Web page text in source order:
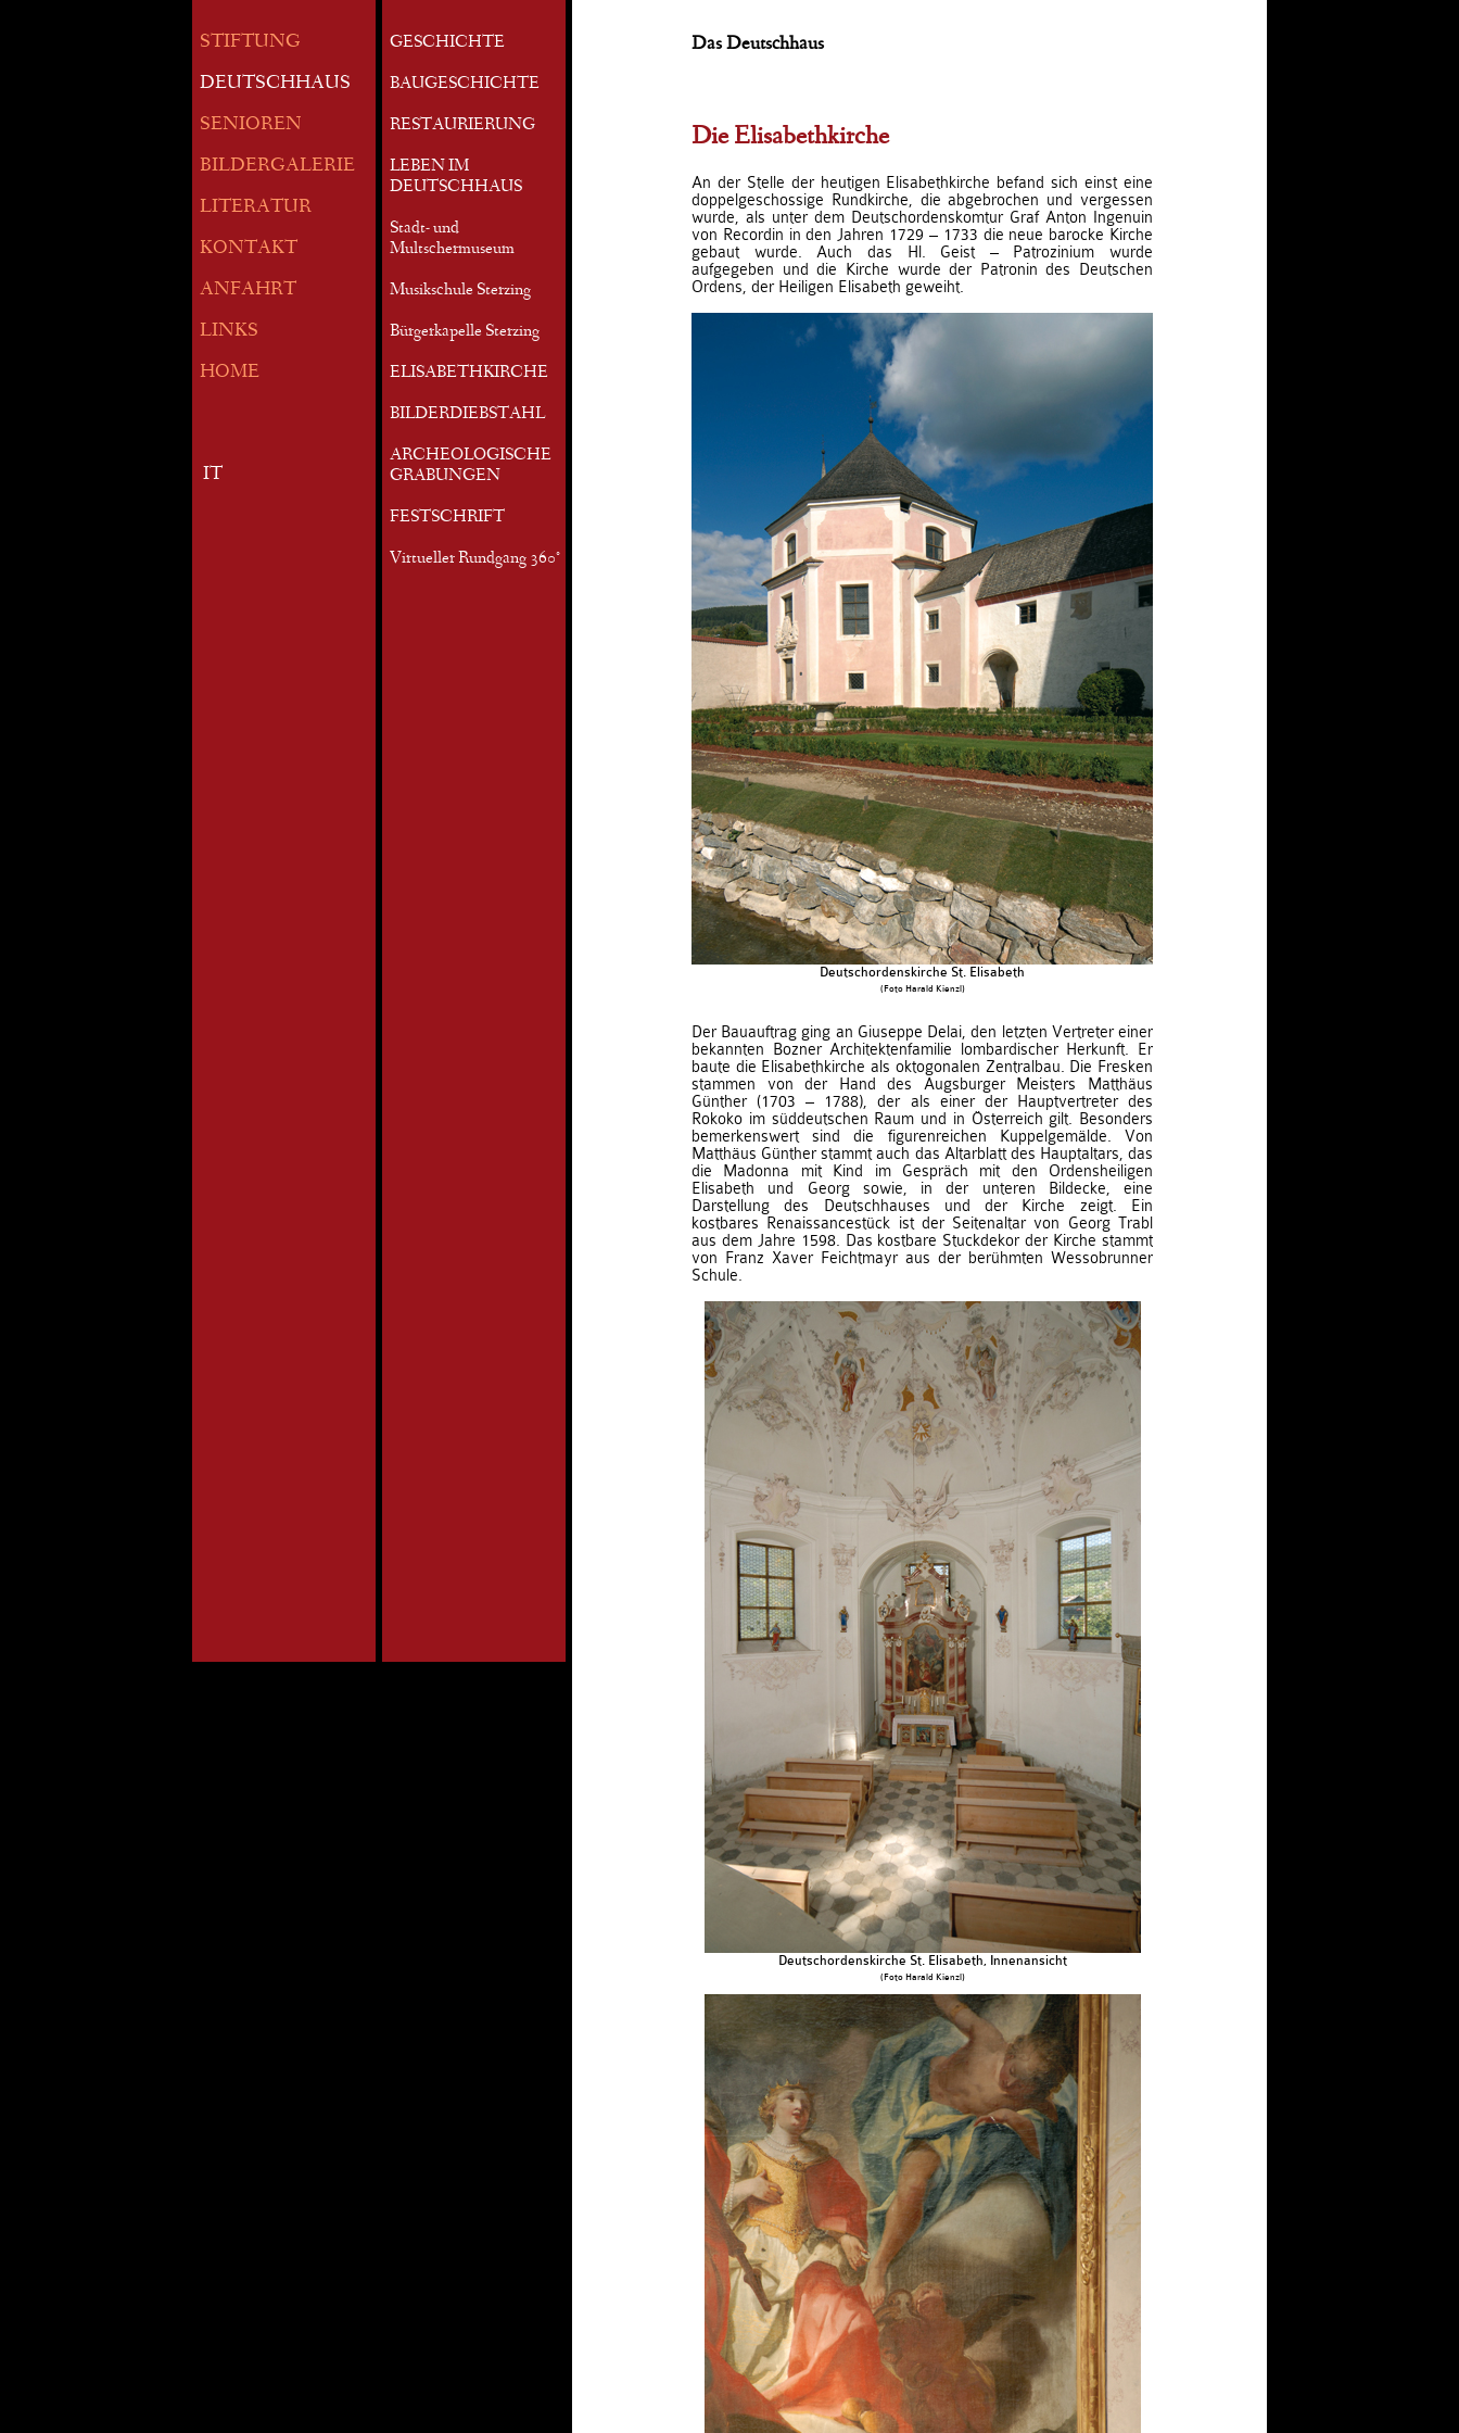
STIFTUNG
DEUTSCHHAUS
SENIOREN
BILDERGALERIE
LITERATUR
KONTAKT
ANFAHRT
LINKS
HOME
IT
GESCHICHTE
BAUGESCHICHTE
RESTAURIERUNG
LEBEN IM
DEUTSCHHAUS
Stadt- und
Multschermuseum
Musikschule Sterzing
Bürgerkapelle Sterzing
ELISABETHKIRCHE
BILDERDIEBSTAHL
ARCHEOLOGISCHE
GRABUNGEN
FESTSCHRIFT
Virtueller Rundgang 360°
Das Deutschhaus
Die Elisabethkirche
An der Stelle der heutigen Elisabethkirche befand sich einst eine
doppelgeschossige Rundkirche, die abgebrochen und vergessen
wurde, als unter dem Deutschordenskomtur Graf Anton Ingenuin
von Recordin in den Jahren 1729 – 1733 die neue barocke Kirche
gebaut wurde. Auch das Hl. Geist – Patrozinium wurde
aufgegeben und die Kirche wurde der Patronin des Deutschen
Ordens, der Heiligen Elisabeth geweiht.
Deutschordenskirche St. Elisabeth
(Foto Harald Kienzl)
Der Bauauftrag ging an Giuseppe Delai, den letzten Vertreter einer
bekannten Bozner Architektenfamilie lombardischer Herkunft. Er
baute die Elisabethkirche als oktogonalen Zentralbau. Die Fresken
stammen von der Hand des Augsburger Meisters Matthäus
Günther (1703 – 1788), der als einer der Hauptvertreter des
Rokoko im süddeutschen Raum und in Österreich gilt. Besonders
bemerkenswert sind die figurenreichen Kuppelgemälde. Von
Matthäus Günther stammt auch das Altarblatt des Hauptaltars, das
die Madonna mit Kind im Gespräch mit den Ordensheiligen
Elisabeth und Georg sowie, in der unteren Bildecke, eine
Darstellung des Deutschhauses und der Kirche zeigt. Ein
kostbares Renaissancestück ist der Seitenaltar von Georg Trabl
aus dem Jahre 1598. Das kostbare Stuckdekor der Kirche stammt
von Franz Xaver Feichtmayr aus der berühmten Wessobrunner
Schule.
Deutschordenskirche St. Elisabeth, Innenansicht
(Foto Harald Kienzl)